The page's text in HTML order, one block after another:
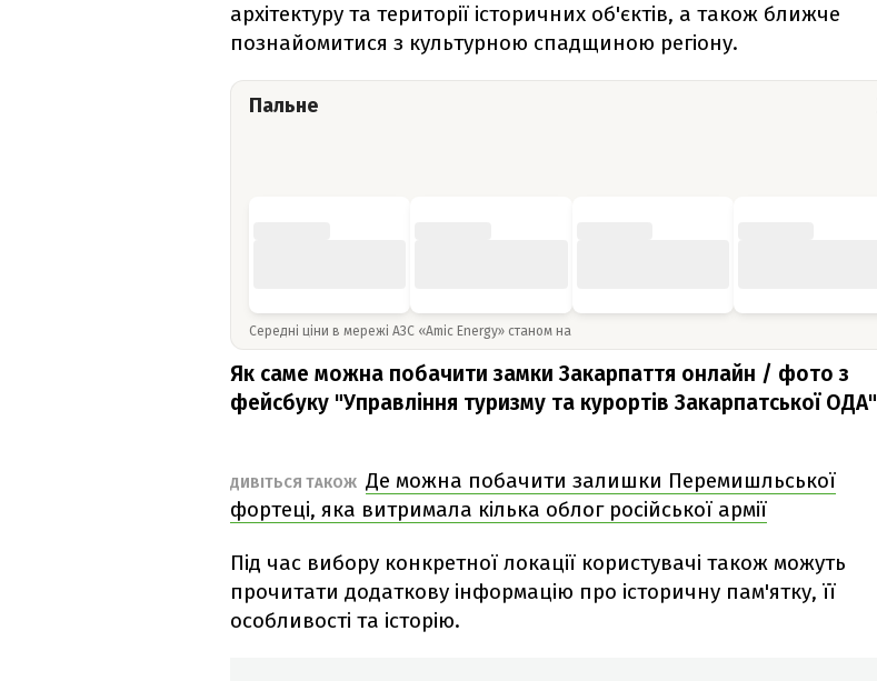
архітектуру та території історичних об'єктів, а також ближче
познайомитися з культурною спадщиною регіону.
Пальне
Середні ціни в мережі АЗС «Amic Energy» станом на
Як саме можна побачити замки Закарпаття онлайн / фото з
фейсбуку "Управління туризму та курортів Закарпатської ОДА"
ДИВІТЬСЯ ТАКОЖ Де можна побачити залишки Перемишльської
фортеці, яка витримала кілька облог російської армії
Під час вибору конкретної локації користувачі також можуть
прочитати додаткову інформацію про історичну пам'ятку, її
особливості та історію.